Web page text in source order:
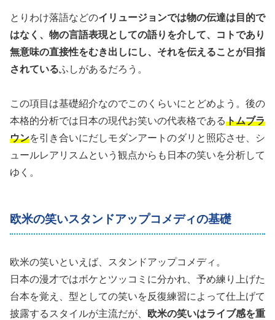
とりわけ落語などのイリュージョンでは物の伝達は目的で
はなく、物の言語表現としての語りを介して、コトであり
無意味の直接性をむき出しにし、それを伝えることが目指
されているふしがあるだろう。
この項目は基礎紹介なのでこのくらいにとどめよう。後の
本格的分析では日本の現代お笑いの代表格であるトムブラ
ウンを引き合いにだしモダンアートのダリと照応させ、シ
ュールレアリスムという観点からも日本の笑いを分析して
ゆく。
欧米の笑いスタンドアップコメディの基礎
欧米の笑いといえば、スタンドアップコメディ。
日本の漫才ではボケとツッコミに分かれ、予め練り上げた
台本を覚え、型としての笑いを反復練習によって仕上げて
披露するスタイルが主流だが、
欧米の笑いはライブ感を重